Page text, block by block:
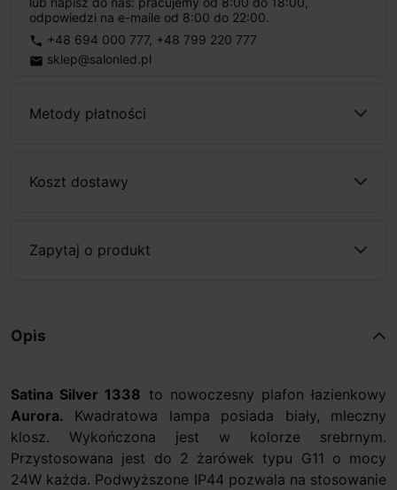
odpowiedzi na e-maile od 8:00 do 22:00.
phone +48 694 000 777, +48 799 220 777
email sklep@salonled.pl
Metody płatności
Koszt dostawy
Zapytaj o produkt
Opis
Satina Silver 1338 to nowoczesny plafon łazienkowy
Aurora. Kwadratowa lampa posiada biały, mleczny
klosz. Wykończona jest w kolorze srebrnym.
Przystosowana jest do 2 żarówek typu G11 o mocy
24W każda. Podwyższone IP44 pozwala na stosowanie